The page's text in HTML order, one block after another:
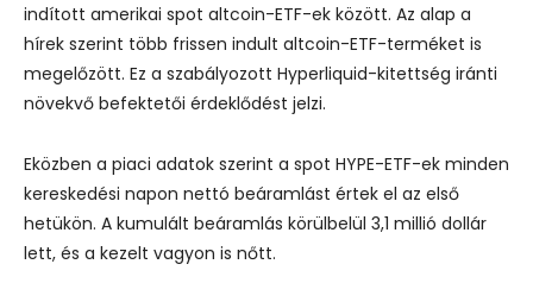
indított amerikai spot altcoin-ETF-ek között. Az alap a
hírek szerint több frissen indult altcoin-ETF-terméket is
megelőzött. Ez a szabályozott Hyperliquid-kitettség iránti
növekvő befektetői érdeklődést jelzi.
Eközben a piaci adatok szerint a spot HYPE-ETF-ek minden
kereskedési napon nettó beáramlást értek el az első
hetükön. A kumulált beáramlás körülbelül 3,1 millió dollár
lett, és a kezelt vagyon is nőtt.